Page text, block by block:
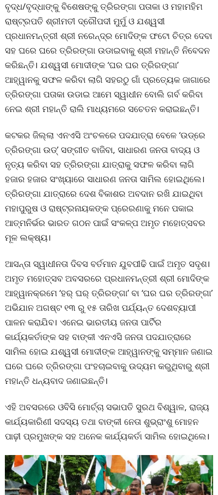
ବୃଦ୍ଧ/ବୃଦ୍ଧାଙ୍କୁ ବିଶେଷଙ୍କୁ ତ୍ରିରଙ୍ଗା ପତାକା ଓ ମହାମହିମ
ରାଷ୍ଟ୍ରପତି ଶ୍ରୀମତୀ ଦ୍ରୌପଦୀ ମୁର୍ମୁ ଓ ଯଶ୍ୱସୀ
ପ୍ରଧାନମନ୍ତ୍ରୀ ଶ୍ରୀ ନରେନ୍ଦ୍ର ମୋଦିଙ୍କ ଫଟୋ ଚିତ୍ର ଦେବା
ସହ ଘରେ ଘରେ ତ୍ରିରଙ୍ଗା ଉଡାଇବାକୁ ଶ୍ରୀ ମହାନ୍ତି ନିବେଦନ
କରିଛନ୍ତି। ଯଶ୍ୱସୀ ମୋଦୀଙ୍କ ‘ଘର ଘର ତ୍ରିରଙ୍ଗା’
ଆହ୍ୱାନକୁ ସଫଳ କରିବା ଲାଗି ସହରଠୁ ଗାଁ ପ୍ରତ୍ୟେକ ଜାଗାରେ
ତ୍ରିରଙ୍ଗା ପତାକା ଉଡାଇ ଆମେ ସ୍ୱାଧୀନ ବୋଲି ଗର୍ବ କରିବା
ନେଇ ଶ୍ରୀ ମହାନ୍ତି ରାଲି ମାଧ୍ୟମରେ ସଚେତନ କରାଇଛନ୍ତି।
କଟକର ଜିଲ୍ଲା ଏନଏସି ଅଂଚଳରେ ପଦଯାତ୍ରା ବେଳେ ‘ଉଡ୍ରେ
ତ୍ରିରଙ୍ଗା ଉଡ୍’ ସଙ୍ଗୀତ ବାଜିବା, ସାଧାରଣ ଜନତା ବାଦ୍ୟ ଓ
ନୃତ୍ୟ କରିବା ସହ ତ୍ରିରଙ୍ଗା ଯାତ୍ରାକୁ ସଫଳ କରିବା ଲାଗି
ହଜାର ହଜାର ସଂଖ୍ୟାରେ ସାଧାରଣ ଜନତା ସାମିଲ ହୋଇଥିଲେ।
ତ୍ରିରଙ୍ଗା ଯାତ୍ରାରେ ଦେଶ ବିକାଶର ଅବଦାନ ରଖି ଯାଇଥିବା
ମହାପୁରୁଷ ଓ ରାଷ୍ଟ୍ରନାୟକଙ୍କ ପ୍ରେରଣାକୁ ମନେ ପକାଇ
ଆତ୍ମନିର୍ଭର ଭାରତ ଗଠନ ପାଇଁ ସଂକଳ୍ପ ଅମୃତ ମହୋତ୍ସବର
ମୂଳ ଲକ୍ଷ୍ୟ।
ଆସନ୍ତା ସ୍ୱାଧୀନତା ଦିବସ ବର୍ତମାନ ଯୁବପୀଢି ପାଇଁ ଅମୃତ ସଦୃଶ।
ଅମୃତ ମହୋତ୍ସବ ଅବସରରେ ପ୍ରଧାନମନ୍ତ୍ରୀ ଶ୍ରୀ ମୋଦିଙ୍କ
ଆହ୍ୱାନକ୍ରମେ ‘ହର୍ ଘର୍ ତ୍ରିରଙ୍ଗା’ ବା ‘ଘର ଘର ତ୍ରିରଙ୍ଗା’
ଅଭିଯାନ ଅଗଷ୍ଟ ୧୩ ରୁ ୧୫ ତାରିଖ ପର୍ଯ୍ୟନ୍ତ ଦେଶବ୍ୟାପୀ
ପାଳନ କରାଯିବ। ଏନେଇ ଭାରତୀୟ ଜନତା ପାର୍ଟିର
କାର୍ଯ୍ୟକର୍ତାଙ୍କ ସହ ବାଙ୍କୀ ଏନଏସି ଜନତା ପଦଯାତ୍ରାରେ
ସାମିଲ ହୋଇ ଯଶ୍ୱସୀ ମୋଦୀଙ୍କ ଆହ୍ୱାନଙ୍କୁ ସମ୍ମାନ ଜଣାଇ
ଘରେ ଘରେ ତ୍ରିରଙ୍ଗା ପଂହଚାଇବାକୁ ଉଦ୍ୟମ କରୁଥିବାରୁ ଶ୍ରୀ
ମହାନ୍ତି ଧନ୍ୟବାଦ ଜଣାଇଛନ୍ତି।
ଏହି ଅବସରରେ ଓବିସି ମୋର୍ଚ୍ଚା ସଭାପତି ସୁରଥ ବିଶ୍ୱାଳ, ରାଜ୍ୟ
କାର୍ଯ୍ୟକାରିଣୀ ସଦସ୍ୟ ତଥା ବାଙ୍କୀ ନେତା ଶୁଭ୍ରାଂଶୁ ମୋହନ
ପାଢ଼ୀ ପ୍ରମୁଖଙ୍କ ସହ ଅନେକ କାର୍ଯ୍ୟକର୍ତା ସାମିଲ ହୋଇଥିଲେ।